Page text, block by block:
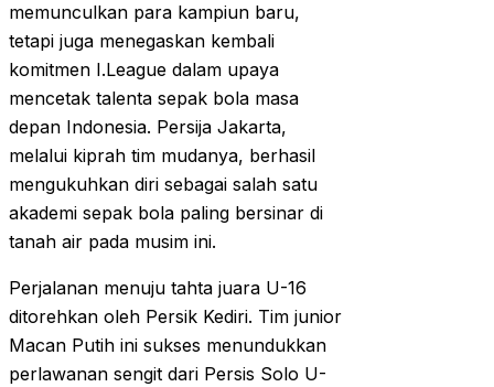
memunculkan para kampiun baru,
tetapi juga menegaskan kembali
komitmen I.League dalam upaya
mencetak talenta sepak bola masa
depan Indonesia. Persija Jakarta,
melalui kiprah tim mudanya, berhasil
mengukuhkan diri sebagai salah satu
akademi sepak bola paling bersinar di
tanah air pada musim ini.
Perjalanan menuju tahta juara U-16
ditorehkan oleh Persik Kediri. Tim junior
Macan Putih ini sukses menundukkan
perlawanan sengit dari Persis Solo U-